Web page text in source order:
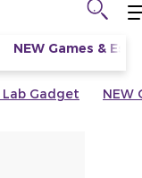
NEW Games &
Lab Gadget NEW